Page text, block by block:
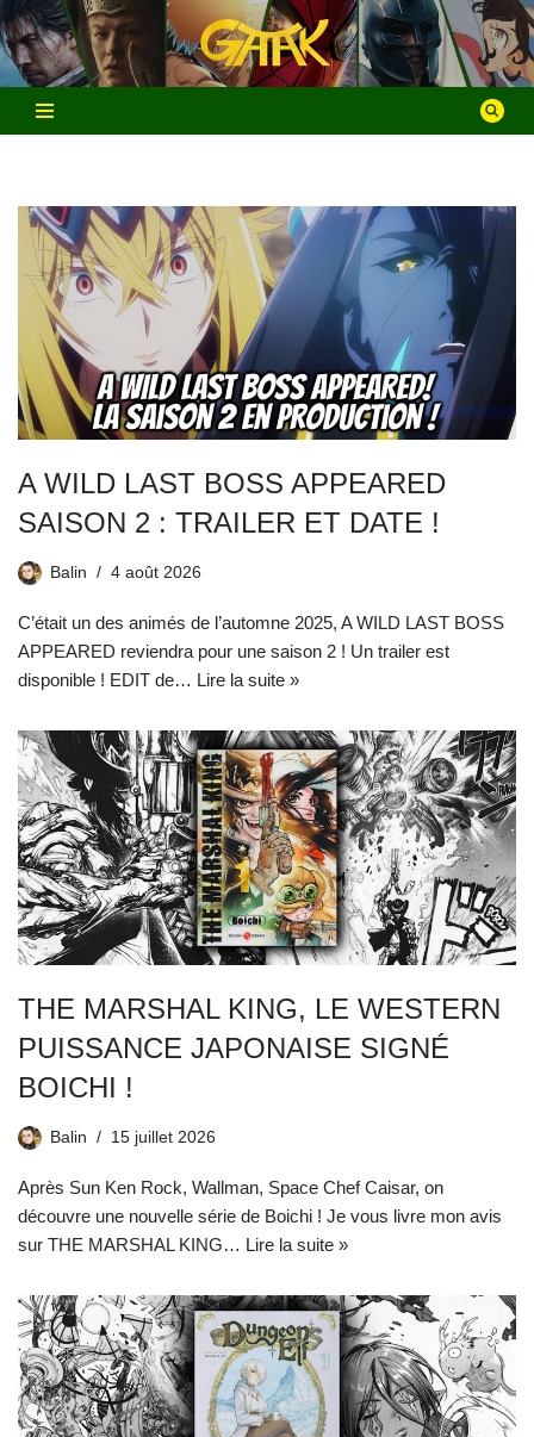
Aller
au
contenu
A WILD LAST BOSS APPEARED
SAISON 2 : TRAILER ET DATE !
Balin 4 août 2026
C’était un des animés de l’automne 2025, A WILD LAST BOSS
APPEARED reviendra pour une saison 2 ! Un trailer est
disponible ! EDIT de… Lire la suite »
THE MARSHAL KING, LE WESTERN
PUISSANCE JAPONAISE SIGNÉ
BOICHI !
Balin 15 juillet 2026
Après Sun Ken Rock, Wallman, Space Chef Caisar, on
découvre une nouvelle série de Boichi ! Je vous livre mon avis
sur THE MARSHAL KING… Lire la suite »